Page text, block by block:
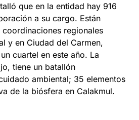
que en la entidad hay 916
a su cargo. Están
regionales
y en Ciudad del Carmen,
cuartel en este año. La
tiene un batallón
ambiental; 35 elementos
de la biósfera en Calakmul.